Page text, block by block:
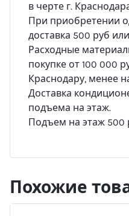
в черте г.
При приобретении
доставка 500 руб
Расходные
покупке от 100 000
Краснодару, менее
Доставка
подъема на этаж.
Подъем на этаж 500
Похожие